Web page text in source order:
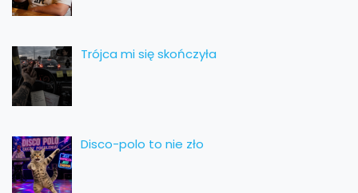
Trójca mi się skończyła
Disco-polo to nie zło